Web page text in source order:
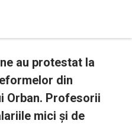
au protestat la
din
Orban. Profesorii
mici și de